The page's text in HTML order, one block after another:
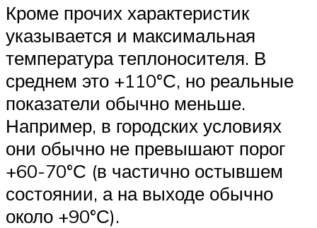
Кроме прочих характеристик
указывается и максимальная
температура теплоносителя. В
среднем это +110°С, но реальные
показатели обычно меньше.
Например, в городских условиях
они обычно не превышают порог
+60-70°С (в частично остывшем
состоянии, а на выходе обычно
около +90°С).